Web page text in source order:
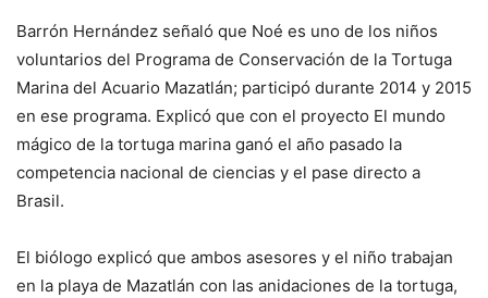
Barrón Hernández señaló que Noé es uno de los niños
voluntarios del Programa de Conservación de la Tortuga
Marina del Acuario Mazatlán; participó durante 2014 y 2015
en ese programa. Explicó que con el proyecto El mundo
mágico de la tortuga marina ganó el año pasado la
competencia nacional de ciencias y el pase directo a
Brasil.
El biólogo explicó que ambos asesores y el niño trabajan
en la playa de Mazatlán con las anidaciones de la tortuga,